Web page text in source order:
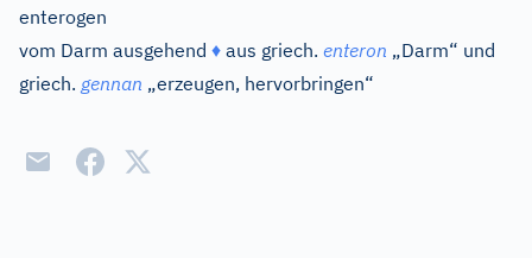
enterogen
vom Darm ausgehend ♦ aus griech. enteron „Darm“ und
griech. gennan „erzeugen, hervorbringen“